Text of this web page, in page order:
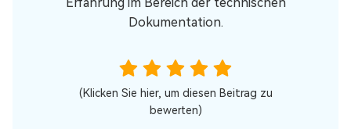
Dokumentation.
(Klicken Sie hier, um diesen Beitrag zu
bewerten)